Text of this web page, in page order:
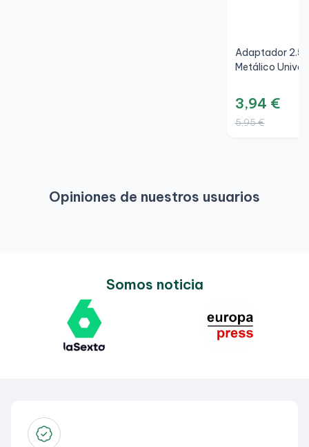
Adaptador 2.5"
Metálico
3,94 €
5,95 €
Opiniones de nuestros usuarios
Somos noticia